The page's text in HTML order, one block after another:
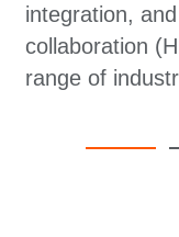
integration,
collaboration
range of